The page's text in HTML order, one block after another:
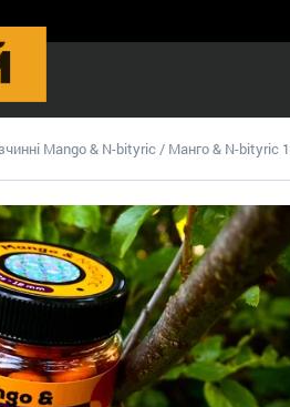
Mango & N-bityric / Манго & N-bityric